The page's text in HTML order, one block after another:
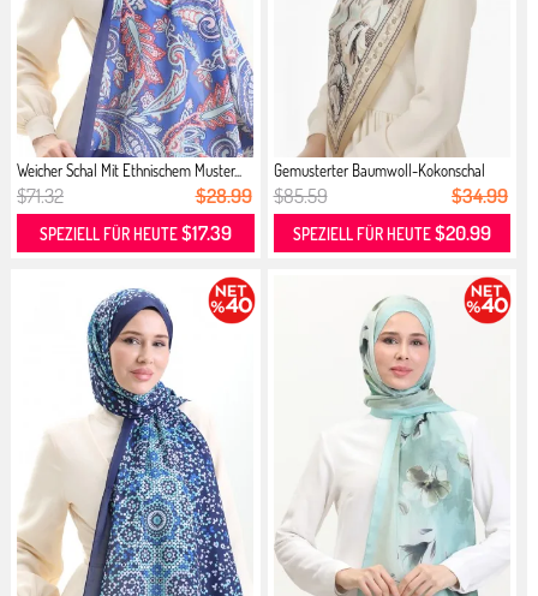
Weicher Schal Mit Ethnischem Muster...
$71.32 $28.99
SPEZIELL FÜR HEUTE$17.39
Gemusterter Baumwoll-Kokonschal
703...
$85.59 $34.99
SPEZIELL FÜR HEUTE$20.99